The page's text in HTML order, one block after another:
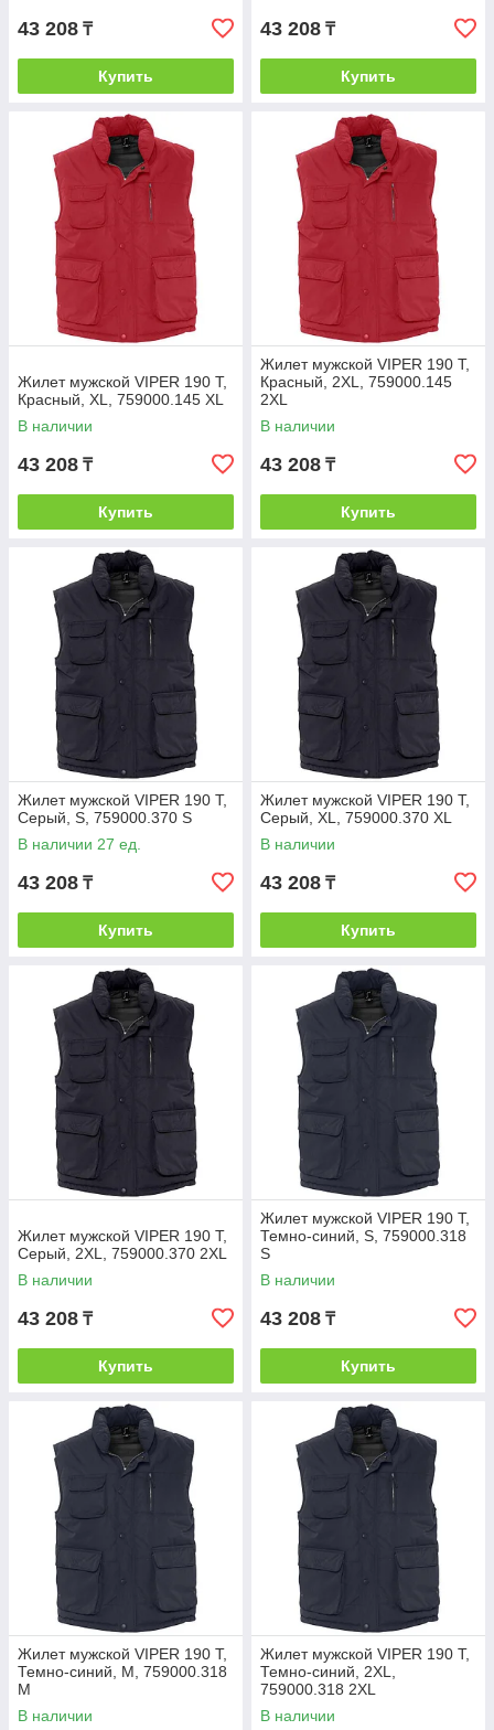
43 208 ₸
Купить
43 208 ₸
Купить
Жилет мужской VIPER 190 Т,
Красный, XL, 759000.145 XL
В наличии
43 208 ₸
Купить
Жилет мужской VIPER 190 Т,
Красный, 2XL, 759000.145
2XL
В наличии
43 208 ₸
Купить
Жилет мужской VIPER 190 Т,
Серый, S, 759000.370 S
В наличии 27 ед.
43 208 ₸
Купить
Жилет мужской VIPER 190 Т,
Серый, XL, 759000.370 XL
В наличии
43 208 ₸
Купить
Жилет мужской VIPER 190 Т,
Серый, 2XL, 759000.370 2XL
В наличии
43 208 ₸
Купить
Жилет мужской VIPER 190 Т,
Темно-синий, S, 759000.318
S
В наличии
43 208 ₸
Купить
Жилет мужской VIPER 190 Т,
Темно-синий, M, 759000.318
M
В наличии
Жилет мужской VIPER 190 Т,
Темно-синий, 2XL,
759000.318 2XL
В наличии